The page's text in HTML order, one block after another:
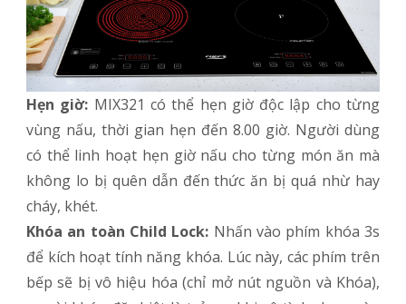
Hẹn giờ: MIX321 có thể hẹn giờ độc lập cho từng
vùng nấu, thời gian hẹn đến 8.00 giờ. Người dùng
có thể linh hoạt hẹn giờ nấu cho từng món ăn mà
không lo bị quên dẫn đến thức ăn bị quá nhừ hay
cháy, khét.
Khóa an toàn Child Lock: Nhấn vào phím khóa 3s
để kích hoạt tính năng khóa. Lúc này, các phím trên
bếp sẽ bị vô hiệu hóa (chỉ mở nút nguồn và Khóa),